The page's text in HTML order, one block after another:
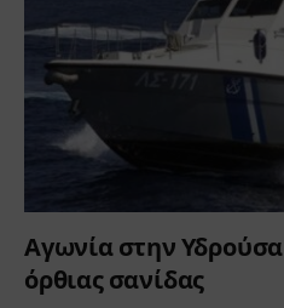
Αγωνία στην Υδρούσα
όρθιας σανίδας